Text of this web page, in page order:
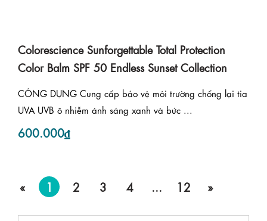
Colorescience Sunforgettable Total Protection
Color Balm SPF 50 Endless Sunset Collection
CÔNG DỤNG Cung cấp bảo vệ môi trường chống lại tia
UVA UVB ô nhiễm ánh sáng xanh và bức ...
600.000₫
« 1 2 3 4 12 »